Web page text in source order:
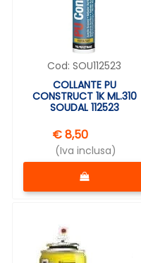
Cod: SOU112523
COLLANTE PU
CONSTRUCT 1K ML.310
SOUDAL 112523
€ 8,50
(Iva inclusa)
Quantità